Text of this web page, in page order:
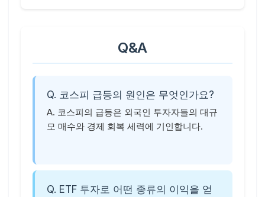
Q&A
Q. 코스피 급등의 원인은 무엇인가요?
A. 코스피의 급등은 외국인 투자자들의 대규
모 매수와 경제 회복 세력에 기인합니다.
Q. ETF 투자로 어떤 종류의 이익을 얻